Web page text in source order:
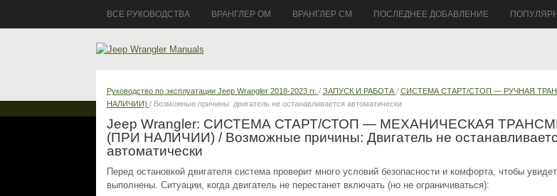
ВСЕ РУКОВОДСТВА ВРАНГЛЕР ОМ ВРАНГЛЕР СМ ПОСЛЕДНЕЕ ДОБАВЛЕНИЕ
Руководство по эксплуатации Jeep Wrangler 2018-2023 гг. / ЗАПУСК И РАБОТА / СИСТЕМА СТАРТ/СТОП — РУЧНАЯ
НАЛИЧИИ) / Возможные причины: двигатель не останавливается автоматически
Jeep Wrangler: СИСТЕМА СТАРТ/СТОП — МЕХАНИЧЕСКАЯ
(ПРИ НАЛИЧИИ) / Возможные причины: Двигатель не
автоматически
Перед остановкой двигателя система проверит много условий безопасности и комфорта, чтобы
выполнены. Ситуации, когда двигатель не перестанет включать (но не ограничиваться):